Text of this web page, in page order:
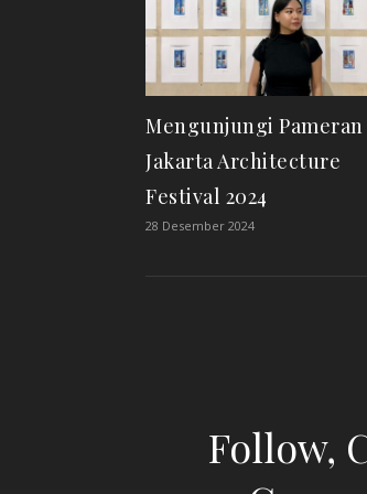
Mengunjungi Pameran
Jakarta Architecture
Festival 2024
28 Desember 2024
Follow,